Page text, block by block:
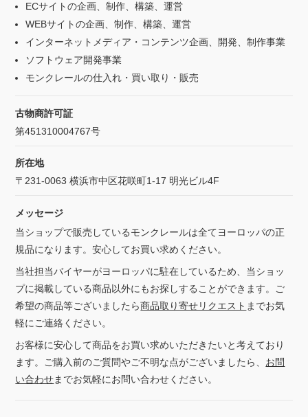
ECサイトの企画、制作、構築、運営
WEBサイトの企画、制作、構築、運営
インターネットメディア・コンテンツ企画、開発、制作事業
ソフトウェア開発事業
モンクレールの仕入れ・買い取り・販売
古物商許可証
第451310004767号
所在地
〒231-0063 横浜市中区花咲町1-17 明光ビル4F
メッセージ
当ショップで販売しているモンクレールは全てヨーロッパの正
規品になります。安心してお買い求めください。
当社担当バイヤーがヨーロッパに駐在しているため、当ショッ
プに掲載している商品以外にもお探しすることができます。ご
希望の商品等ございましたら商品取り寄せリクエスト までお気
軽にご連絡ください。
お客様に安心して商品をお買い求めいただきたいと考えており
ます。ご購入前のご質問やご不明な点がございましたら、 お問
い合わせまでお気軽にお問い合わせください。